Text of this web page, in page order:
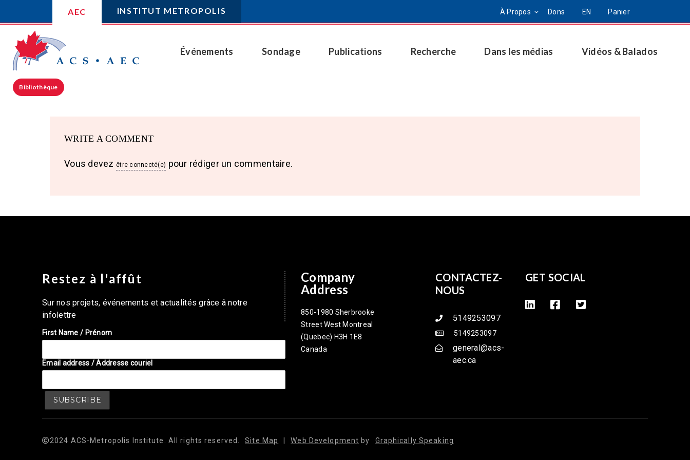
AEC INSTITUT METROPOLIS À Propos Dons EN Panier
Événements Sondage Publications Recherche Dans les médias Vidéos & Balados
Bibliothèque
WRITE A COMMENT
Vous devez être connecté(e) pour rédiger un commentaire.
Restez à l'affût
Sur nos projets, événements et actualités grâce â notre
infolettre
First Name / Prénom
Email address / Addresse couriel
Company
Address
850-1980 Sherbrooke
Street West Montreal
(Quebec) H3H 1E8
Canada
CONTACTEZ-
NOUS
5149253097
5149253097
general@acs-
aec.ca
GET SOCIAL
2024 ACS-Metropolis Institute. All rights reserved. Site Map Web Development by Graphically Speaking